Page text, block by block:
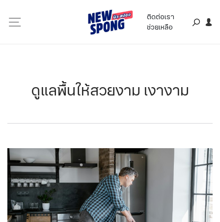
ติดต่อเรา
ช่วยเหลือ
ดูแลพื้นให้สวยงาม เงางาม